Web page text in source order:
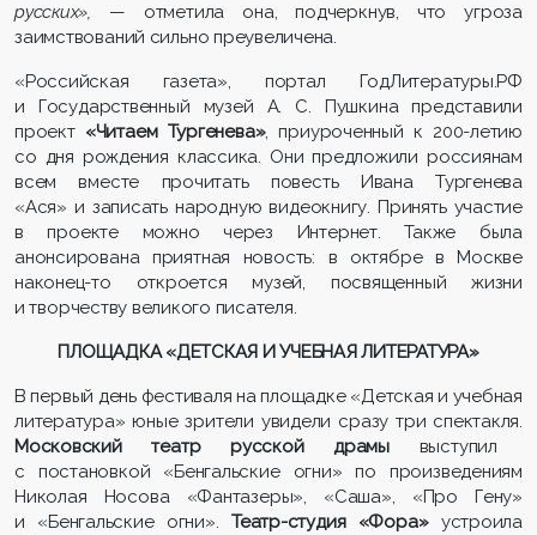
русских», — отметила она, подчеркнув, что угроза
заимствований сильно преувеличена.
«Российская газета», портал ГодЛитературы.РФ
и Государственный музей А. С. Пушкинапредставили
проект «Читаем Тургенева», приуроченный к 200-летию
со дня рождения классика. Они предложили россиянам
всем вместе прочитать повесть Ивана Тургенева
«Ася» и записать народную видеокнигу. Принять участие
в проекте можно через Интернет. Также была
анонсирована приятная новость: в октябре в Москве
наконец-то откроется музей, посвященный жизни
и творчеству великого писателя.
ПЛОЩАДКА «ДЕТСКАЯ И УЧЕБНАЯ ЛИТЕРАТУРА»
В первый день фестиваля на площадке «Детская и учебная
литература» юные зрители увидели сразу три спектакля.
Московский театр русской драмы выступил
с постановкой «Бенгальские огни» по произведениям
Николая Носова «Фантазеры», «Саша», «Про Гену»
и «Бенгальские огни». Театр-студия «Фора»устроила